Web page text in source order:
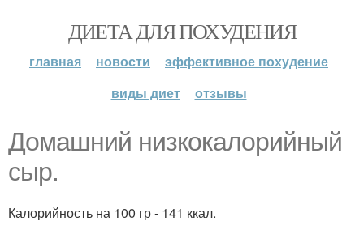
ДИЕТА ДЛЯ ПОХУДЕНИЯ
главная новости
эффективное похудение
виды диет
отзывы
Домашний низкокалорийный
сыр.
Калорийность на 100 гр - 141 ккал.